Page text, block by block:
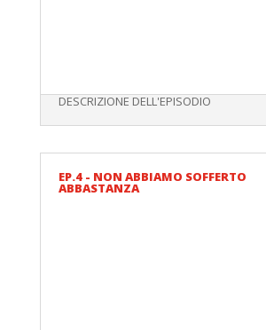
DESCRIZIONE DELL'EPISODIO
EP.4 - NON ABBIAMO SOFFERTO
ABBASTANZA